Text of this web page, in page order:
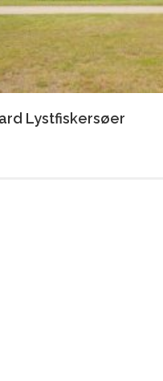
Lystfiskersøer